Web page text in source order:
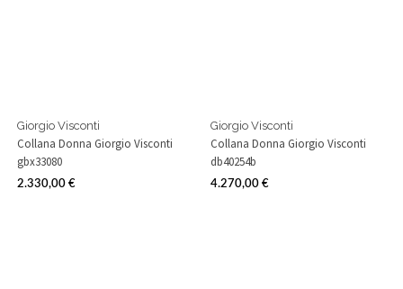
Giorgio Visconti
Collana Donna Giorgio Visconti
gbx33080
Prezzo
2.330,00 €
Giorgio Visconti
Collana Donna Giorgio Visconti
db40254b
Prezzo
4.270,00 €